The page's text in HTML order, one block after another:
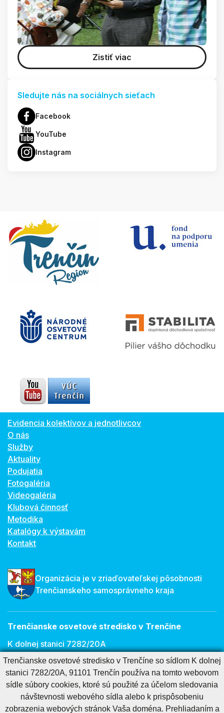
Zistiť viac
Sledujte nás na sociálnych sieťach
Facebook
YouTube
Instagram
Evidencia kolektívov a jednotlivcov
O nás
Služby
Aktuality
Podujatia
Fotogaléria
Videogaléria
Klubová činnosť
Metodika
Katalógy k výstavám
Kontakt
Organizácia je v zriaďovateľskej pôsobnosti
Trenčianskeho samosprávneho kraja
Trenčianske osvetové stredisko v Trenčíne
K dolnej stanici 7282/20A
911 01 Trenčín
E-mail:
osveta@tnos.sk
Cookies nastavenieCookies - viac informáciíVyhlásenie o prístupnosti
Trenčianske osvetové stredisko v Trenčíne so sídlom K dolnej
stanici 7282/20A, 91101 Trenčín používa na tomto webovom
sídle súbory cookies, ktoré sú použité za účelom sledovania
návštevnosti webového sídla alebo k prispôsobeniu
zobrazenia webových stránok Vaša doména. Prehliadaním a